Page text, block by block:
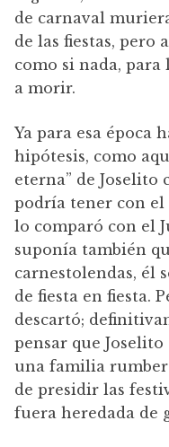
de carnaval
de las fiestas, pero
como si nada,
a morir.
Ya para esa época
hipótesis, como
eterna” de Joselito
podría tener con el
lo comparó con el
suponía también
carnestolendas, él
de fiesta en fiesta.
descartó;
pensar que
una familia
de presidir las
fuera heredada de